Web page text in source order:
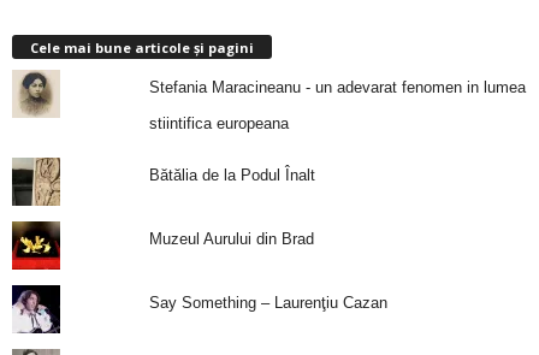
Cele mai bune articole și pagini
Stefania Maracineanu - un adevarat fenomen in lumea
stiintifica europeana
Bătălia de la Podul Înalt
Muzeul Aurului din Brad
Say Something – Laurenţiu Cazan